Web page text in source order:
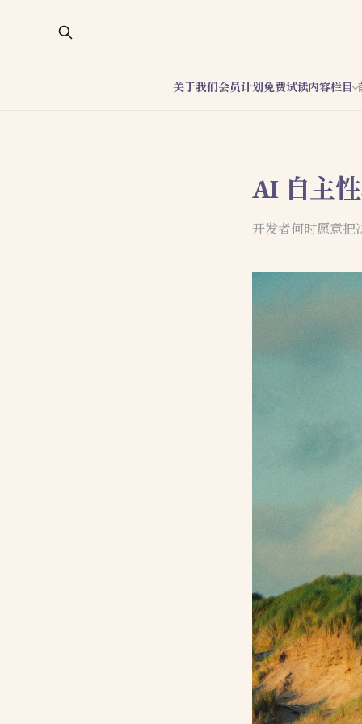
关于我们会员计划免费试读内容栏目
AI 自主
开发者何时愿意把